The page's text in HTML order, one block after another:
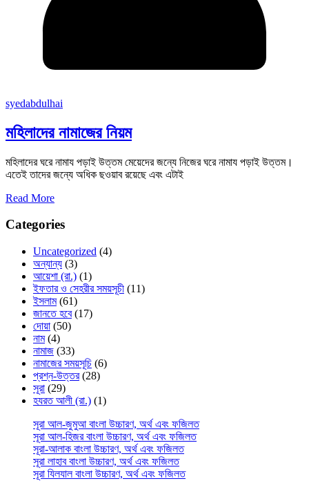
syedabdulhai
মহিলাদের নামাজের নিয়ম
মহিলাদের ঘরে নামায পড়াই উত্তম মেয়েদের জন্যে নিজের ঘরে নামায পড়াই উত্তম।
এতেই তাদের জন্যে অধিক ছওয়াব রয়েছে এবং এটাই
Read More
Categories
Uncategorized (4)
অন্যান্য (3)
আয়েশা (রা.) (1)
ইফতার ও সেহরীর সময়সূচী (11)
ইসলাম(61)
জানতে হবে(17)
দোয়া (50)
নাম(4)
নামাজ (33)
নামাজের সময়সূচি (6)
প্রশ্ন-উত্তর(28)
সূরা (29)
হযরত আলী (রা.) (1)
সূরা আল-জুমুআ বাংলা উচ্চারণ, অর্থ এবং ফজিলত
সূরা আল-হিজর বাংলা উচ্চারণ, অর্থ এবং ফজিলত
সূরা-আলাক বাংলা উচ্চারণ, অর্থ এবং ফজিলত
সূরা লাহাব‌‌‌ বাংলা উচ্চারণ, অর্থ এবং ফজিলত
সূরা যিলযাল বাংলা উচ্চারণ, অর্থ এবং ফজিলত